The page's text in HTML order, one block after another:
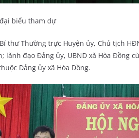
biểu tham dự
thư Thường trực Huyện ủy, Chủ tịch
lãnh đạo Đảng ủy, UBND xã Hòa Đồng
Đảng ủy xã Hòa Đồng.